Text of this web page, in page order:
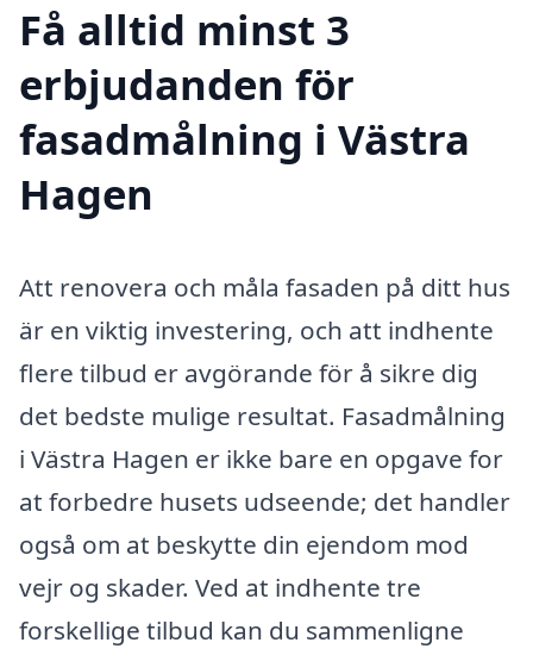
Få alltid minst 3
erbjudanden för
fasadmålning i Västra
Hagen
Att renovera och måla fasaden på ditt hus
är en viktig investering, och att indhente
flere tilbud er avgörande för å sikre dig
det bedste mulige resultat. Fasadmålning
i Västra Hagen er ikke bare en opgave for
at forbedre husets udseende; det handler
også om at beskytte din ejendom mod
vejr og skader. Ved at indhente tre
forskellige tilbud kan du sammenligne